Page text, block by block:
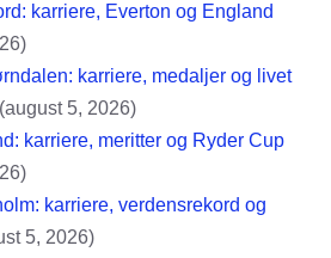
karriere, Everton og England
karriere, medaljer og livet
(august 5, 2026)
karriere, meritter og Ryder Cup
karriere, verdensrekord og
5, 2026)